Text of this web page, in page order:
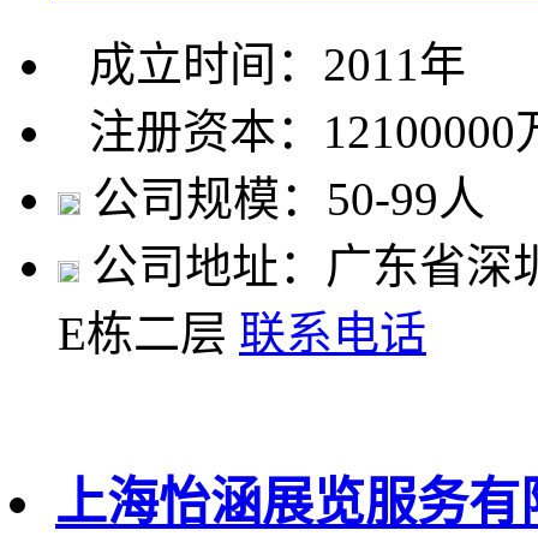
成立时间：2011年
注册资本：12100000
公司规模：50-99人
公司地址：广东省深
E栋二层 联系电话
上海怡涵展览服务有